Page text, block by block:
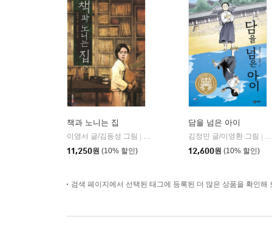
책과 노니는 집
이영서 글/김동성 그림
문학동네
11,250원 (10% 할인)
담을 넘은 아이
김정민 글/이영환 그림
12,600원 (10% 할인)
검색 페이지에서 선택된 태그에 등록된 더 많은 상품을 확인해